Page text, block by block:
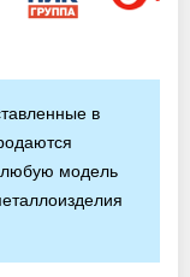
в
модель